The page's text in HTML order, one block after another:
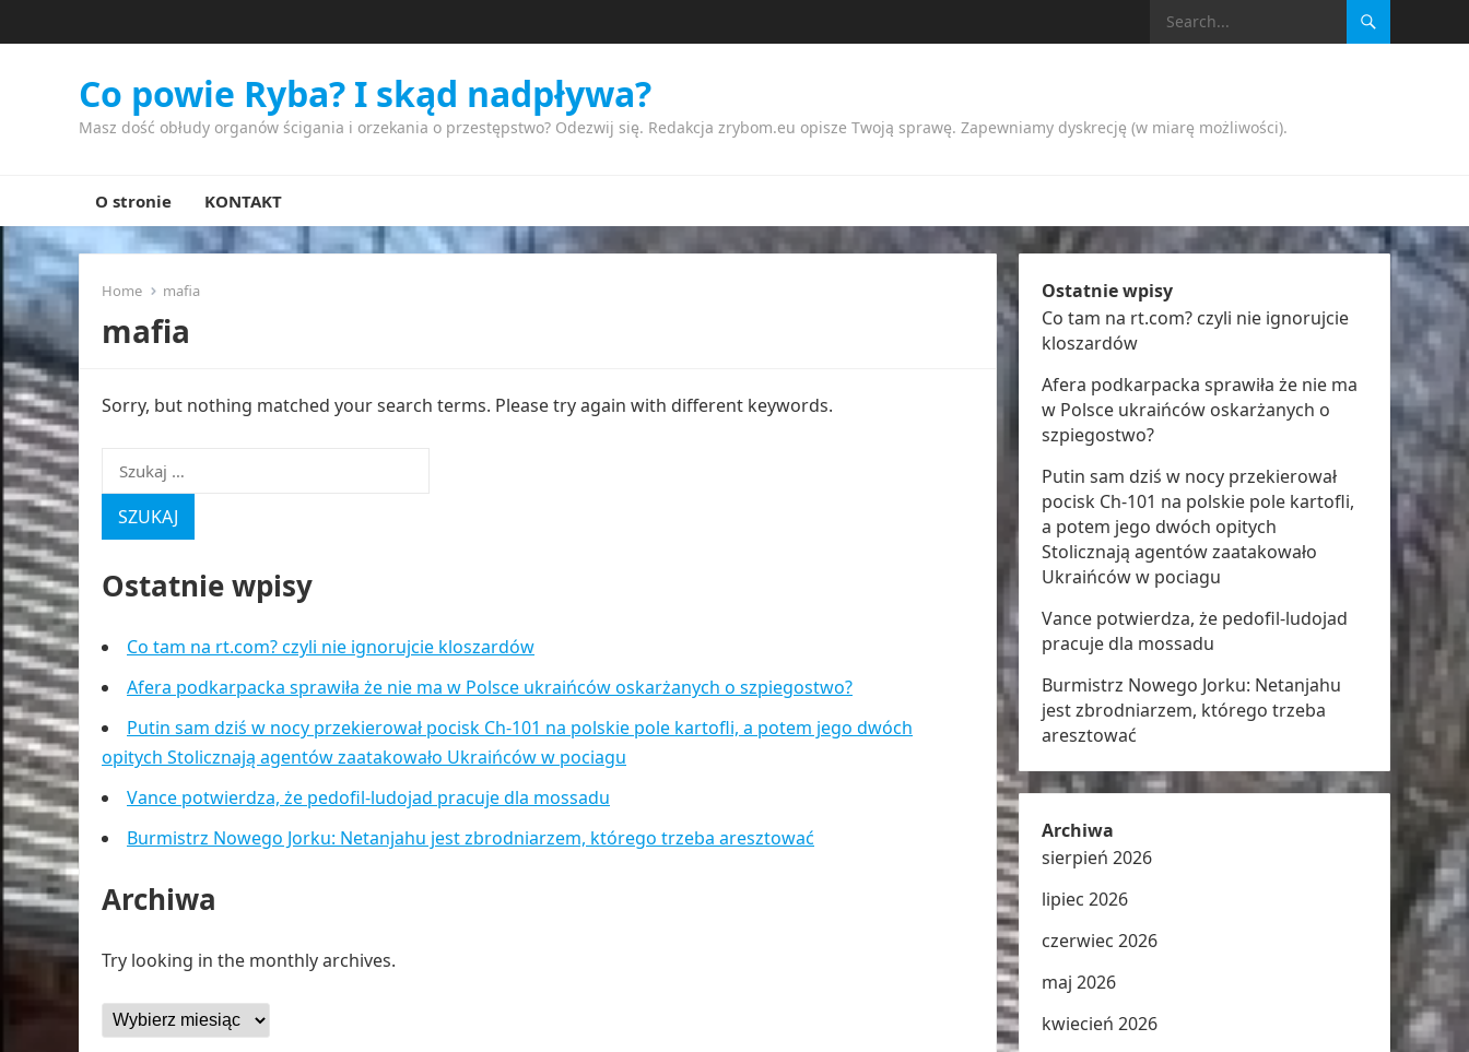
Co powie Ryba? I skąd nadpływa?
Masz dość obłudy organów ścigania i orzekania o przestępstwo? Odezwij się. Redakcja zrybom.eu opisze Twoją sprawę. Zapewniamy dyskrecję (w miarę możliwości).
O stronie KONTAKT
Home mafia
mafia
Sorry, but nothing matched your search terms. Please try again with different keywords.
Szukaj:
Ostatnie wpisy
Co tam na rt.com? czyli nie ignorujcie kloszardów
Afera podkarpacka sprawiła że nie ma w Polsce ukraińców oskarżanych o szpiegostwo?
Putin sam dziś w nocy przekierował pocisk Ch-101 na polskie pole kartofli, a potem jego dwóch
opitych Stolicznają agentów zaatakowało Ukraińców w pociagu
Vance potwierdza, że pedofil-ludojad pracuje dla mossadu
Burmistrz Nowego Jorku: Netanjahu jest zbrodniarzem, którego trzeba aresztować
Archiwa
Try looking in the monthly archives.
Archiwa
Ostatnie wpisy
Co tam na rt.com? czyli nie ignorujcie
kloszardów
Afera podkarpacka sprawiła że nie ma
w Polsce ukraińców oskarżanych o
szpiegostwo?
Putin sam dziś w nocy przekierował
pocisk Ch-101 na polskie pole kartofli,
a potem jego dwóch opitych
Stolicznają agentów zaatakowało
Ukraińców w pociagu
Vance potwierdza, że pedofil-ludojad
pracuje dla mossadu
Burmistrz Nowego Jorku: Netanjahu
jest zbrodniarzem, którego trzeba
aresztować
Archiwa
sierpień 2026
lipiec 2026
czerwiec 2026
maj 2026
kwiecień 2026